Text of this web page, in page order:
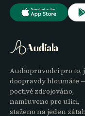
Audiala
Audioprůvodci pro to,
doopravdy bloumáte
poctivě zdrojováno,
namluveno pro ulici,
staženo na jeden